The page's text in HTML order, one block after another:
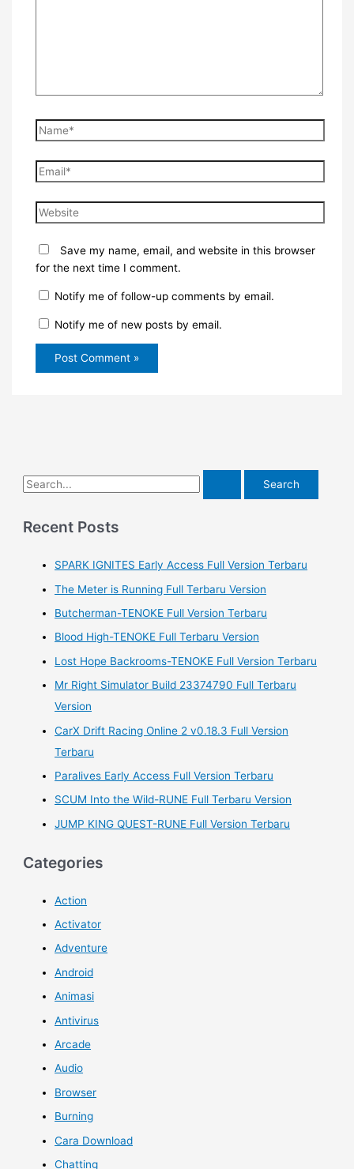
Name*
Email*
Website
Save my name, email, and website in this browser
for the next time I comment.
Notify me of follow-up comments by email.
Notify me of new posts by email.
S
a
Recent Posts
SPARK IGNITES Early Access Full Version Terbaru
The Meter is Running Full Terbaru Version
Butcherman-TENOKE Full Version Terbaru
Blood High-TENOKE Full Terbaru Version
Lost Hope Backrooms-TENOKE Full Version Terbaru
Mr Right Simulator Build 23374790 Full Terbaru
Version
CarX Drift Racing Online 2 v0.18.3 Full Version
Terbaru
Paralives Early Access Full Version Terbaru
SCUM Into the Wild-RUNE Full Terbaru Version
JUMP KING QUEST-RUNE Full Version Terbaru
Categories
Action
Activator
Adventure
Android
Animasi
Antivirus
Arcade
Audio
Browser
Burning
Cara Download
Chatting